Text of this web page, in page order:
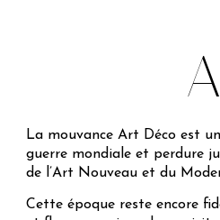
La mouvance Art Déco est
guerre mondiale et perdure
de l’Art Nouveau et du
Cette époque reste encore